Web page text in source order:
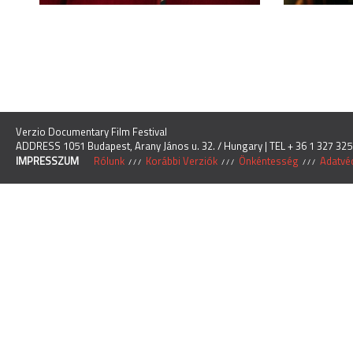
Verzio Documentary Film Festival
ADDRESS 1051 Budapest, Arany János u. 32. / Hungary | TEL + 36 1 327
IMPRESSZUM
Rólunk Korábbi Verziók Önkéntesség